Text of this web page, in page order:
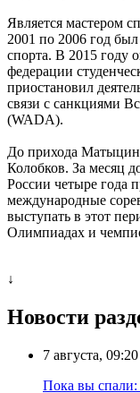
Является мастером
2001 по 2006 год
спорта. В 2015 году
федерации
приостановил
связи с санкциями
(WADA).
До прихода
Колобков. За месяц
России четыре года
международные
выступать в этот
Олимпиадах и
↓
Новости
7 августа, 09:20
Пока вы спали: